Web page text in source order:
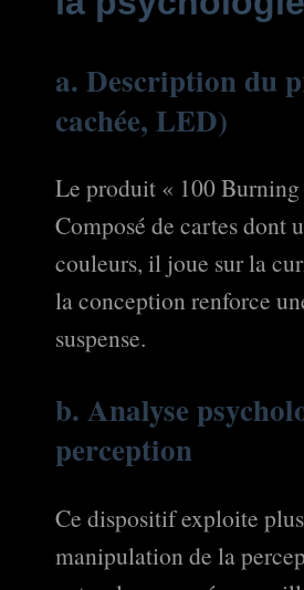
a. Description du
cachée, LED)
Le produit « 100 Burning
Composé de cartes dont
couleurs, il joue sur la
la conception renforce
suspense.
b. Analyse
perception
Ce dispositif exploite
manipulation de la